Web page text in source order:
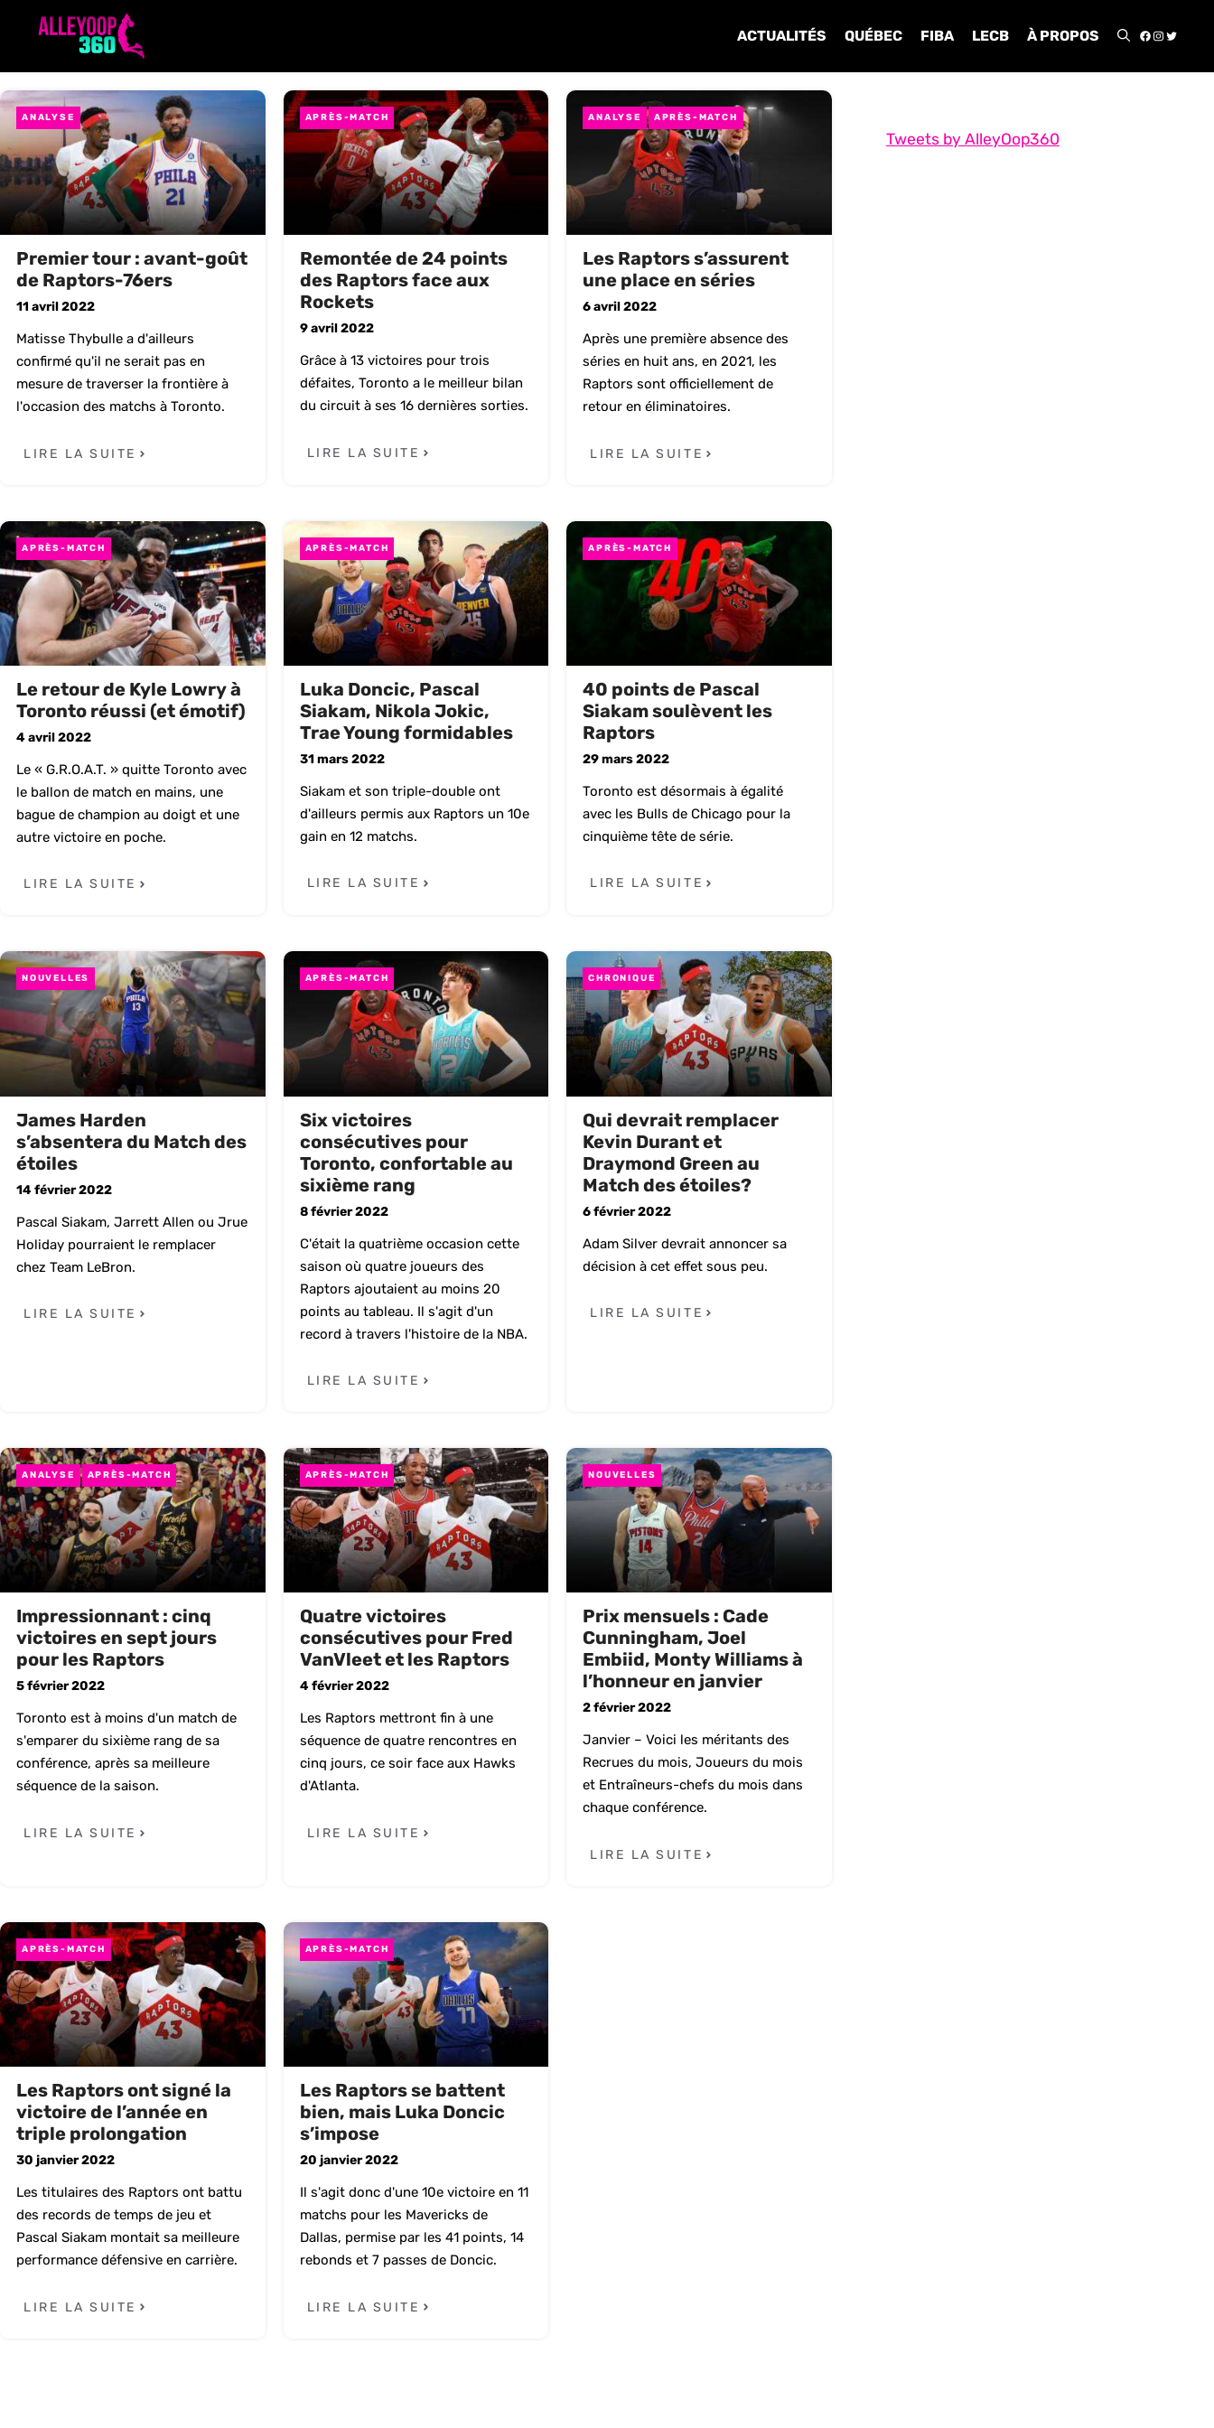
ACTUALITÉS QUÉBEC FIBA LECB À PROPOS
ANALYSE
Premier tour : avant-goût
de Raptors-76ers
11 avril 2022
Matisse Thybulle a d'ailleurs
confirmé qu'il ne serait pas en
mesure de traverser la frontière à
l'occasion des matchs à Toronto.
LIRE LA SUITE
APRÈS-MATCH
Remontée de 24 points
des Raptors face aux
Rockets
9 avril 2022
Grâce à 13 victoires pour trois
défaites, Toronto a le meilleur bilan
du circuit à ses 16 dernières sorties.
LIRE LA SUITE
ANALYSE APRÈS-MATCH
Les Raptors s’assurent
une place en séries
6 avril 2022
Après une première absence des
séries en huit ans, en 2021, les
Raptors sont officiellement de
retour en éliminatoires.
LIRE LA SUITE
APRÈS-MATCH
Le retour de Kyle Lowry à
Toronto réussi (et émotif)
4 avril 2022
Le « G.R.O.A.T. » quitte Toronto avec
le ballon de match en mains, une
bague de champion au doigt et une
autre victoire en poche.
LIRE LA SUITE
APRÈS-MATCH
Luka Doncic, Pascal
Siakam, Nikola Jokic,
Trae Young formidables
31 mars 2022
Siakam et son triple-double ont
d'ailleurs permis aux Raptors un 10e
gain en 12 matchs.
LIRE LA SUITE
APRÈS-MATCH
40 points de Pascal
Siakam soulèvent les
Raptors
29 mars 2022
Toronto est désormais à égalité
avec les Bulls de Chicago pour la
cinquième tête de série.
LIRE LA SUITE
NOUVELLES
James Harden
s’absentera du Match des
étoiles
14 février 2022
Pascal Siakam, Jarrett Allen ou Jrue
Holiday pourraient le remplacer
chez Team LeBron.
LIRE LA SUITE
APRÈS-MATCH
Six victoires
consécutives pour
Toronto, confortable au
sixième rang
8 février 2022
C'était la quatrième occasion cette
saison où quatre joueurs des
Raptors ajoutaient au moins 20
points au tableau. Il s'agit d'un
record à travers l'histoire de la NBA.
LIRE LA SUITE
CHRONIQUE
Qui devrait remplacer
Kevin Durant et
Draymond Green au
Match des étoiles?
6 février 2022
Adam Silver devrait annoncer sa
décision à cet effet sous peu.
LIRE LA SUITE
ANALYSE APRÈS-MATCH
Impressionnant : cinq
victoires en sept jours
pour les Raptors
5 février 2022
Toronto est à moins d'un match de
s'emparer du sixième rang de sa
conférence, après sa meilleure
séquence de la saison.
LIRE LA SUITE
APRÈS-MATCH
Quatre victoires
consécutives pour Fred
VanVleet et les Raptors
4 février 2022
Les Raptors mettront fin à une
séquence de quatre rencontres en
cinq jours, ce soir face aux Hawks
d'Atlanta.
LIRE LA SUITE
NOUVELLES
Prix mensuels : Cade
Cunningham, Joel
Embiid, Monty Williams à
l’honneur en janvier
2 février 2022
Janvier – Voici les méritants des
Recrues du mois, Joueurs du mois
et Entraîneurs-chefs du mois dans
chaque conférence.
LIRE LA SUITE
APRÈS-MATCH
Les Raptors ont signé la
victoire de l’année en
triple prolongation
30 janvier 2022
Les titulaires des Raptors ont battu
des records de temps de jeu et
Pascal Siakam montait sa meilleure
performance défensive en carrière.
LIRE LA SUITE
APRÈS-MATCH
Les Raptors se battent
bien, mais Luka Doncic
s’impose
20 janvier 2022
Il s'agit donc d'une 10e victoire en 11
matchs pour les Mavericks de
Dallas, permise par les 41 points, 14
rebonds et 7 passes de Doncic.
LIRE LA SUITE
Tweets by AlleyOop360